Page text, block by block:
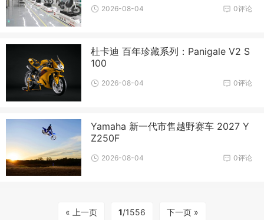
0评论
2026-08-04
杜卡迪 百年珍藏系列：Panigale V2 S
100
0评论
2026-08-04
Yamaha 新一代市售越野赛车 2027 Y
Z250F
0评论
2026-08-04
« 上一页 1/1556 下一页 »